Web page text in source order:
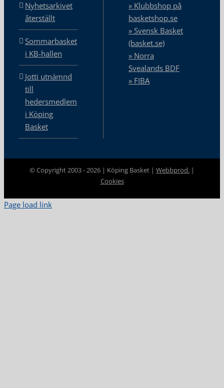
Nyhetsarkivet
återställt
Sommarbasket
i KB-hallen
Jotti utnämnd
till
hedersmedlem
i Köping
Basket
» Klubbshop på
basketshop.se
» Svensk Basket
(basket.se)
» Norra
Svealands BDF
» FIBA
© Copyright 2003 -2026 | Köping Basket | Webbprod. |
Cookies
Page load link